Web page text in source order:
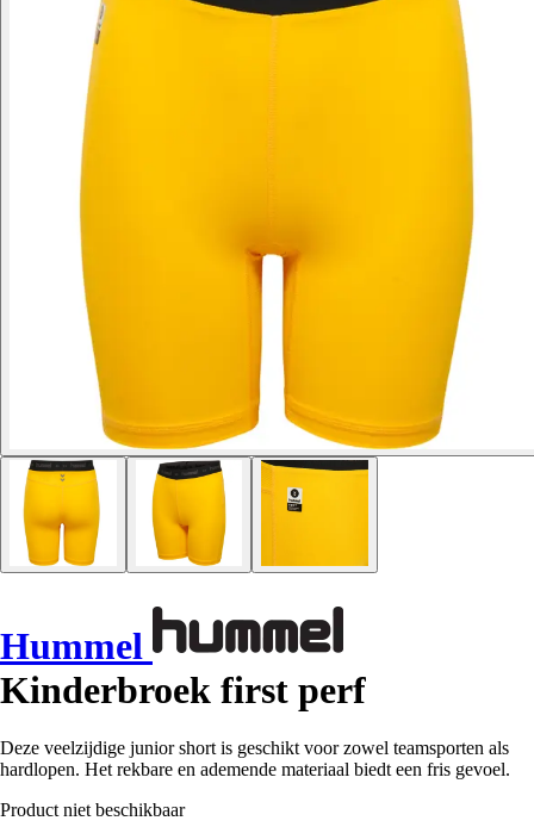
Hummel
Kinderbroek first perf
Deze veelzijdige junior short is geschikt voor zowel teamsporten als
hardlopen. Het rekbare en ademende materiaal biedt een fris gevoel.
Product niet beschikbaar